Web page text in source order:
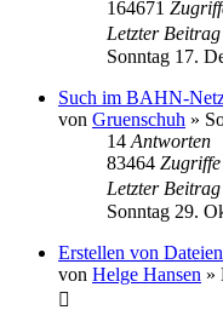
164671
Letzter Beitrag
Sonntag 17.
Such im BAHN-
von Gruenschuh »
14 Antworten
83464 Zugriffe
Letzter Beitrag
Sonntag 29.
Erstellen von
von Helge Hansen »